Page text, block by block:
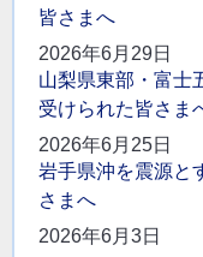
皆さまへ
2026年6月29日
山梨県東部・富士
受けられた皆さま
2026年6月25日
岩手県沖を震源と
さまへ
2026年6月3日